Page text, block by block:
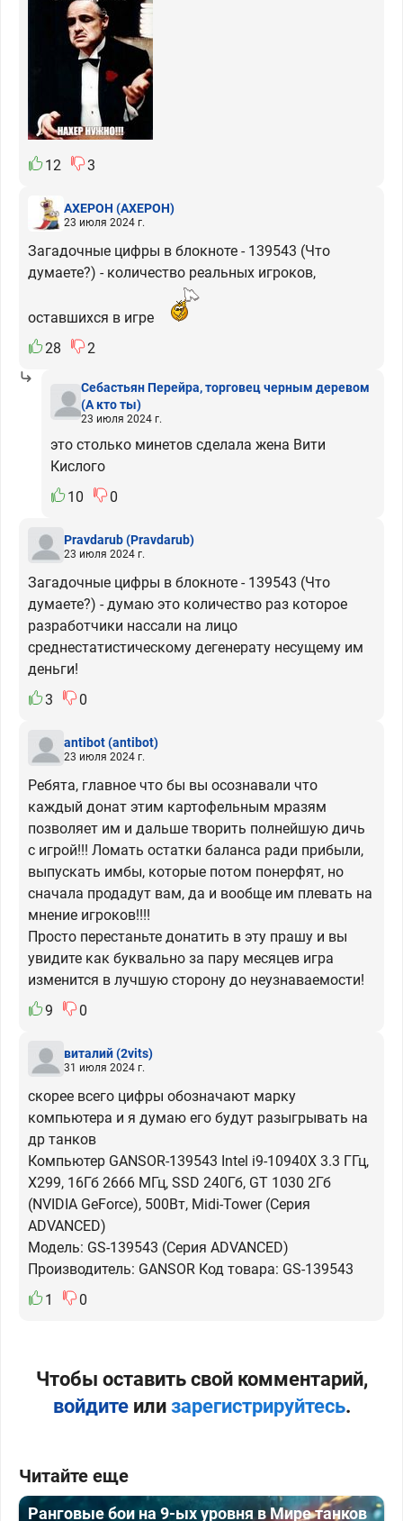
12 3
АХЕРОН (АХЕРОН)
23 июля 2024 г.
Загадочные цифры в блокноте - 139543 (Что
думаете?) - количество реальных игроков,
оставшихся в игре
28
2
Себастьян Перейра, торговец черным деревом
(А кто ты)
23 июля 2024 г.
это столько минетов сделала жена Вити
Кислого
10
0
Pravdarub(Pravdarub)
23 июля 2024 г.
Загадочные цифры в блокноте - 139543 (Что
думаете?) - думаю это количество раз которое
разработчики нассали на лицо
среднестатистическому дегенерату несущему им
деньги!
3
0
antibot(antibot)
23 июля 2024 г.
Ребята, главное что бы вы осознавали что
каждый донат этим картофельным мразям
позволяет им и дальше творить полнейшую дичь
с игрой!!! Ломать остатки баланса ради прибыли,
выпускать имбы, которые потом понерфят, но
сначала продадут вам, да и вообще им плевать на
мнение игроков!!!!
Просто перестаньте донатить в эту прашу и вы
увидите как буквально за пару месяцев игра
изменится в лучшую сторону до неузнаваемости!
9
0
виталий(2vits)
31 июля 2024 г.
скорее всего цифры обозначают марку
компьютера и я думаю его будут разыгрывать на
др танков
Компьютер GANSOR-139543 Intel i9-10940X 3.3 ГГц,
X299, 16Гб 2666 МГц, SSD 240Гб, GT 1030 2Гб
(NVIDIA GeForce), 500Вт, Midi-Tower (Серия
ADVANCED)
Модель: GS-139543 (Серия ADVANCED)
Производитель: GANSOR Код товара: GS-139543
1
0
Чтобы оставить свой комментарий,
войдитеили зарегистрируйтесь.
Читайте еще
Ранговые бои на 9-ых уровня в Мире танков